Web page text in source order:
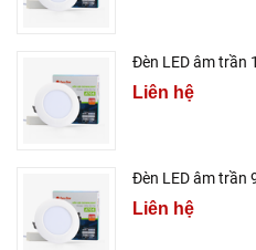
Đèn LED âm trần
Liên hệ
Đèn LED âm trần
Liên hệ